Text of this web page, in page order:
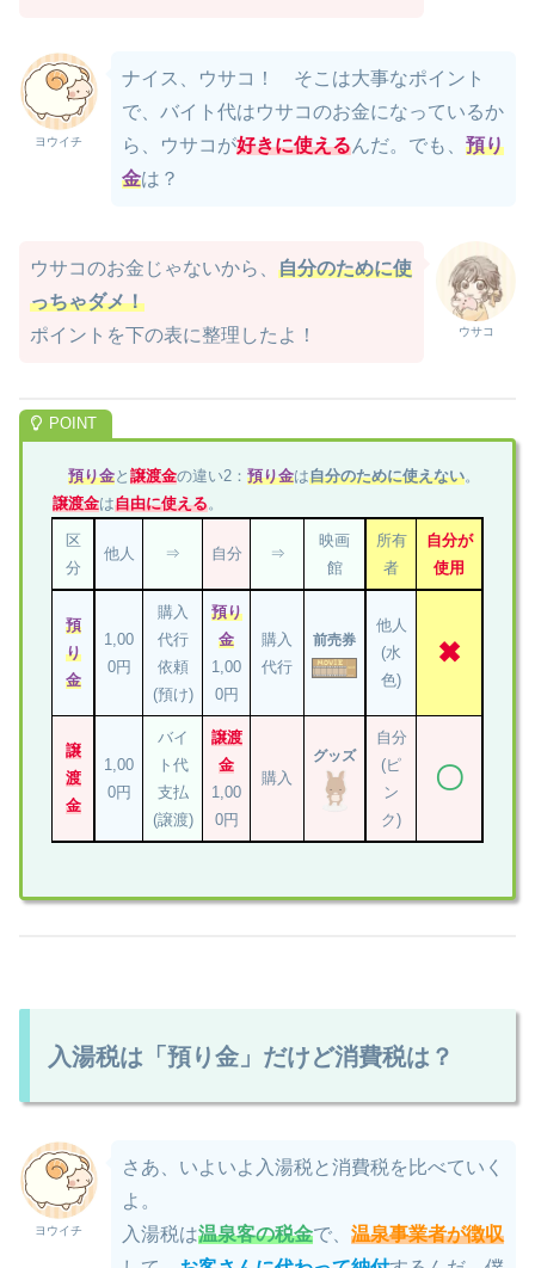
ヨウイチ
ナイス、ウサコ！ そこは大事なポイント
で、バイト代はウサコのお金になっているか
ら、ウサコが好きに使えるんだ。でも、 預り
金は？
ウサコ
ウサコのお金じゃないから、 自分のために使
っちゃダメ！
ポイントを下の表に整理したよ！
預り金と 譲渡金の違い2： 預り金は自分のために使えない。
譲渡金は自由に使える。
区
分
他人 ⇒ 自分 ⇒
映画
館
所有
者
自分が
使用
預
り
金
1,00
0円
購入
代行
依頼
(預け)
預り
金
1,00
0円
購入
代行
前売券
他人
(水
色)
✖
譲
渡
金
1,00
0円
バイ
ト代
支払
(譲渡)
譲渡
金
1,00
0円
購入
グッズ
自分
(ピ
ン
ク)
〇
入湯税は「預り金」だけど消費税は？
ヨウイチ
さあ、いよいよ入湯税と消費税を比べていく
よ。
入湯税は温泉客の税金で、 温泉事業者が徴収